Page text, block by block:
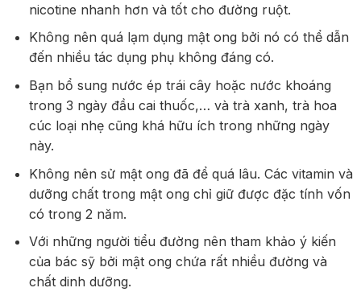
nicotine nhanh hơn và tốt cho đường ruột.
Không nên quá lạm dụng mật ong bởi nó có thể dẫn
đến nhiều tác dụng phụ không đáng có.
Bạn bổ sung nước ép trái cây hoặc nước khoáng
trong 3 ngày đầu cai thuốc,… và trà xanh, trà hoa
cúc loại nhẹ cũng khá hữu ích trong những ngày
này.
Không nên sử mật ong đã để quá lâu. Các vitamin và
dưỡng chất trong mật ong chỉ giữ được đặc tính vốn
có trong 2 năm.
Với những người tiểu đường nên tham khảo ý kiến
của bác sỹ bởi mật ong chứa rất nhiều đường và
chất dinh dưỡng.